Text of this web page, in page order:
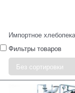
Импортное
Фильтры товаров